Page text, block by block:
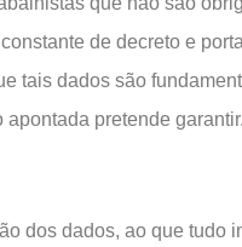
de decreto e
tais dados são
pretende garantir.
dos dados, ao que tudo